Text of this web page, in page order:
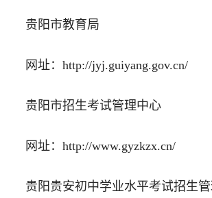
贵阳市教育局
网址：http://jyj.guiyang.gov.cn/
贵阳市招生考试管理中心
网址：http://www.gyzkzx.cn/
贵阳贵安初中学业水平考试招生